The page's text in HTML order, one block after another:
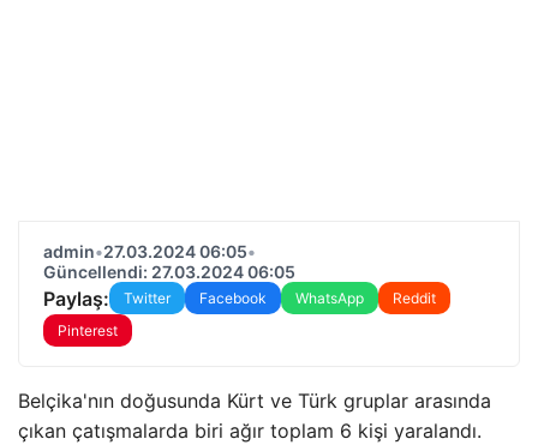
admin•27.03.2024 06:05•
Güncellendi: 27.03.2024 06:05
Paylaş: Twitter Facebook WhatsApp
Reddit
Pinterest
Belçika'nın doğusunda Kürt ve Türk gruplar arasında
çıkan çatışmalarda biri ağır toplam 6 kişi yaralandı.